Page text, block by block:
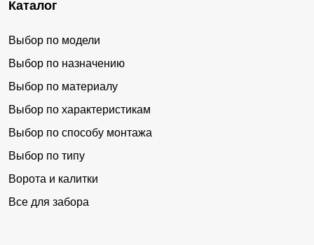
Каталог
Выбор по модели
Выбор по назначению
Выбор по материалу
Выбор по характеристикам
Выбор по способу монтажа
Выбор по типу
Ворота и калитки
Все для забора